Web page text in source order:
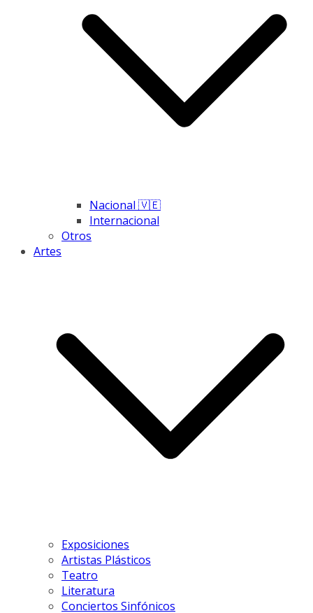
Nacional 🇻🇪
Internacional
Otros
Artes
Exposiciones
Artistas Plásticos
Teatro
Literatura
Conciertos Sinfónicos